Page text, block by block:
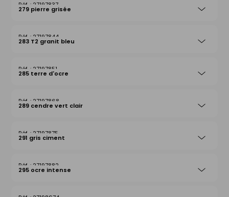
27197837
279 pierre grisée
27197844
283 T2 granit bleu
27197851
285 terre d'ocre
27197868
289 cendre vert clair
27197875
291 gris ciment
27197882
295 ocre intense